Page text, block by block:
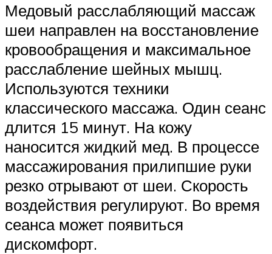
Медовый расслабляющий массаж
шеи направлен на восстановление
кровообращения и максимальное
расслабление шейных мышц.
Используются техники
классического массажа. Один сеанс
длится 15 минут. На кожу
наносится жидкий мед. В процессе
массажирования прилипшие руки
резко отрывают от шеи. Скорость
воздействия регулируют. Во время
сеанса может появиться
дискомфорт.